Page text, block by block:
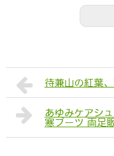
待兼山の紅葉
あゆみケアシ
寒ブーツ 両足